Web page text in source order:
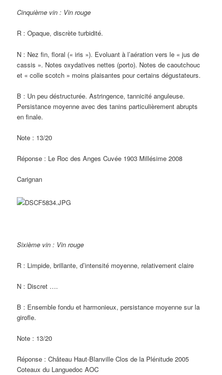
Cinquième vin : Vin rouge
R : Opaque, discrète turbidité.
N : Nez fin, floral (« iris »). Evoluant à l’aération vers le « jus de
cassis ». Notes oxydatives nettes (porto). Notes de caoutchouc
et « colle scotch » moins plaisantes pour certains dégustateurs.
B : Un peu déstructurée. Astringence, tannicité anguleuse.
Persistance moyenne avec des tanins particulièrement abrupts
en finale.
Note : 13/20
Réponse : Le Roc des Anges Cuvée 1903 Millésime 2008
Carignan
Sixième vin : Vin rouge
R : Limpide, brillante, d’intensité moyenne, relativement claire
N : Discret ….
B : Ensemble fondu et harmonieux, persistance moyenne sur la
girofle.
Note : 13/20
Réponse : Château Haut-Blanville Clos de la Plénitude 2005
Coteaux du Languedoc AOC